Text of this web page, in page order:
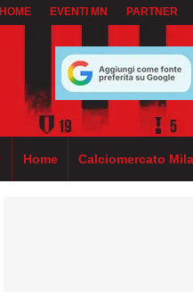
HOME EVENTI MN PARTNER
Home Calciomercato